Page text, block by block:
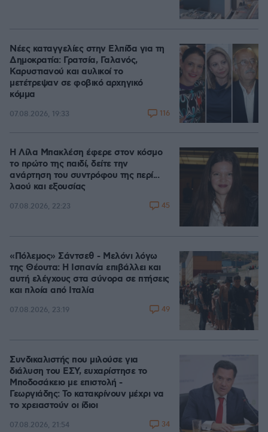
Νέες καταγγελίες στην Ελπίδα για τη
Δημοκρατία: Γρατσία, Γαλανός,
Καρυστιανού και αυλικοί το
μετέτρεψαν σε φοβικό αρχηγικό
κόμμα
07.08.2026, 19:33 116
Η Λίλα Μπακλέση έφερε στον κόσμο
το πρώτο της παιδί, δείτε την
ανάρτηση του συντρόφου της περί...
λαού και εξουσίας
07.08.2026, 22:23 45
«Πόλεμος» Σάντσεθ - Μελόνι λόγω
της Θέουτα: Η Ισπανία επιβάλλει και
αυτή ελέγχους στα σύνορα σε πτήσεις
και πλοία από Ιταλία
07.08.2026, 23:19 49
Συνδικαλιστής που μιλούσε για
διάλυση του ΕΣΥ, ευχαρίστησε το
Μποδοσάκειο με επιστολή -
Γεωργιάδης: Το κατακρίνουν μέχρι να
το χρειαστούν οι ίδιοι
07.08.2026, 21:54 34